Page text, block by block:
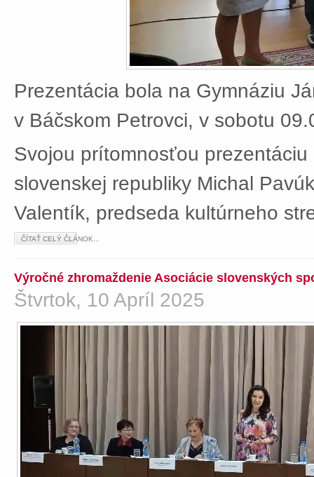
Prezentácia bola na Gymnáziu
v Báčskom Petrovci, v sobotu
Svojou prítomnosťou
slovenskej republiky Michal
Valentík, predseda kultúrneho
ČÍTAŤ CELÝ ČLÁNOK...
Výročné zhromaždenie Asociácie slovenských
Štvrtok, 10 Apríl 2025